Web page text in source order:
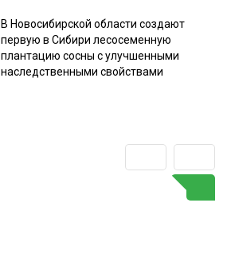
В Новосибирской области создают
первую в Сибири лесосеменную
плантацию сосны с улучшенными
наследственными свойствами